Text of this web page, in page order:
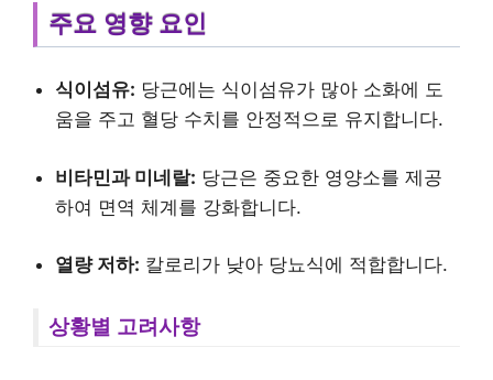
주요 영향 요인
식이섬유: 당근에는 식이섬유가 많아 소화에 도
움을 주고 혈당 수치를 안정적으로 유지합니다.
비타민과 미네랄: 당근은 중요한 영양소를 제공
하여 면역 체계를 강화합니다.
열량 저하: 칼로리가 낮아 당뇨식에 적합합니다.
상황별 고려사항